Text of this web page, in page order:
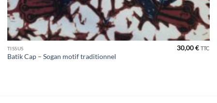
TISSUS
Batik Cap – Sogan motif traditionnel
30,00€ TTC